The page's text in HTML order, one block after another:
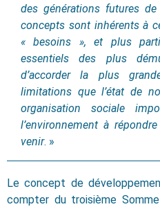
des générations futures
concepts sont inhérents à
« besoins », et plus
essentiels des plus
d’accorder la plus
limitations que l’état de
organisation sociale
l’environnement à
venir. »
Le concept de
compter du troisième